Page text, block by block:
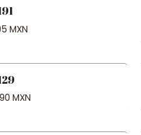
MXN
MXN